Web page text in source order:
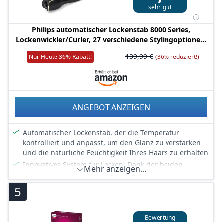
sehr gut
Philips automatischer Lockenstab 8000 Series,
Lockenwickler/Curler, 27 verschiedene Stylingoptionen,
Schwarz, Modell BHB876/00
Nur Heute 36% Rabatt! 139,99 € (36% reduziert!)
ANGEBOT ANZEIGEN
Automatischer Lockenstab, der die Temperatur
kontrolliert und anpasst, um den Glanz zu verstärken
und die natürliche Feuchtigkeit Ihres Haars zu erhalten
Innovatives System für Locken: Dank der beiden
automatisch drehenden Schutzvorrichtungen wird das
Haar perfekt um den Lockenstab gewickelt, was für
gleichmäßige Locken sorgt
Längerer Lockenstab erfasst 2 x mehr Haare: Der
Mehr anzeigen...
5
Bewertung